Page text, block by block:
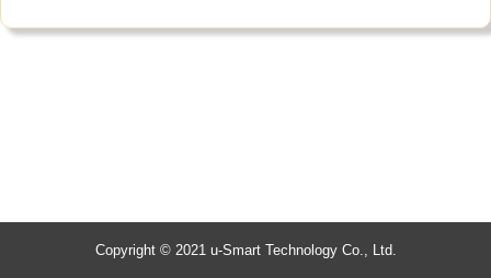
Copyright © 2021 u-Smart Technology Co., Ltd.